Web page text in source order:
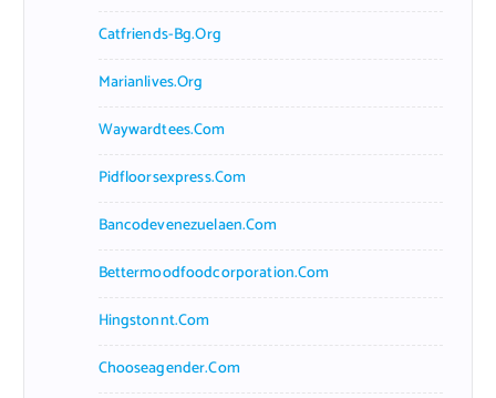
Catfriends-Bg.org
Marianlives.org
Waywardtees.com
Pidfloorsexpress.com
Bancodevenezuelaen.com
Bettermoodfoodcorporation.com
Hingstonnt.com
Chooseagender.com